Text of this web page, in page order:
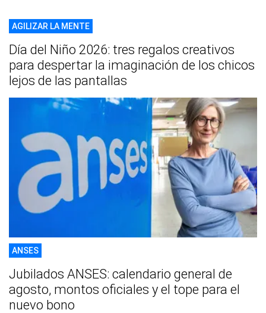
AGILIZAR LA MENTE
Día del Niño 2026: tres regalos creativos
para despertar la imaginación de los chicos
lejos de las pantallas
ANSES
Jubilados ANSES: calendario general de
agosto, montos oficiales y el tope para el
nuevo bono